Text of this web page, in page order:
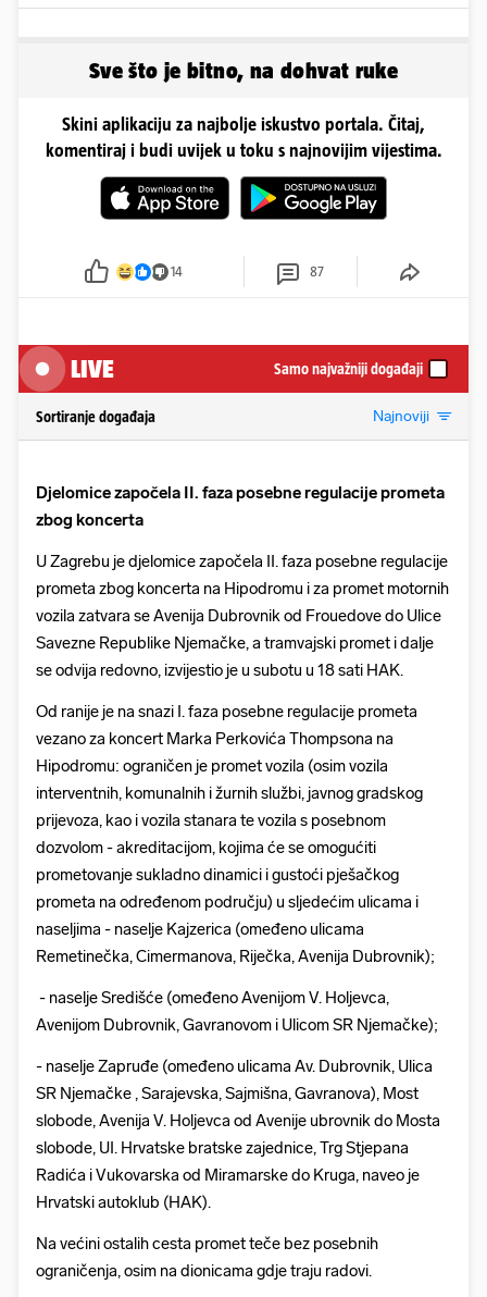
Sve što je bitno, na dohvat ruke
Skini aplikaciju za najbolje iskustvo portala. Čitaj,
komentiraj i budi uvijek u toku s najnovijim vijestima.
14 87
LIVE Samo najvažniji događaji
Sortiranje događaja Najnoviji
Djelomice započela II. faza posebne regulacije prometa
zbog koncerta
U Zagrebu je djelomice započela II. faza posebne regulacije
prometa zbog koncerta na Hipodromu i za promet motornih
vozila zatvara se Avenija Dubrovnik od Frouedove do Ulice
Savezne Republike Njemačke, a tramvajski promet i dalje
se odvija redovno, izvijestio je u subotu u 18 sati HAK.
Od ranije je na snazi I. faza posebne regulacije prometa
vezano za koncert Marka Perkovića Thompsona na
Hipodromu: ograničen je promet vozila (osim vozila
interventnih, komunalnih i žurnih službi, javnog gradskog
prijevoza, kao i vozila stanara te vozila s posebnom
dozvolom - akreditacijom, kojima će se omogućiti
prometovanje sukladno dinamici i gustoći pješačkog
prometa na određenom području) u sljedećim ulicama i
naseljima - naselje Kajzerica (omeđeno ulicama
Remetinečka, Cimermanova, Riječka, Avenija Dubrovnik);
- naselje Središće (omeđeno Avenijom V. Holjevca,
Avenijom Dubrovnik, Gavranovom i Ulicom SR Njemačke);
- naselje Zapruđe (omeđeno ulicama Av. Dubrovnik, Ulica
SR Njemačke , Sarajevska, Sajmišna, Gavranova), Most
slobode, Avenija V. Holjevca od Avenije ubrovnik do Mosta
slobode, UI. Hrvatske bratske zajednice, Trg Stjepana
Radića i Vukovarska od Miramarske do Kruga, naveo je
Hrvatski autoklub (HAK).
Na većini ostalih cesta promet teče bez posebnih
ograničenja, osim na dionicama gdje traju radovi.